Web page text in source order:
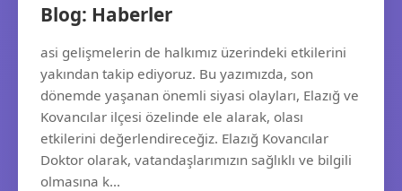
Blog: Haberler
asi gelişmelerin de halkımız üzerindeki etkilerini
yakından takip ediyoruz. Bu yazımızda, son
dönemde yaşanan önemli siyasi olayları, Elazığ ve
Kovancılar ilçesi özelinde ele alarak, olası
etkilerini değerlendireceğiz. Elazığ Kovancılar
Doktor olarak, vatandaşlarımızın sağlıklı ve bilgili
olmasına k...